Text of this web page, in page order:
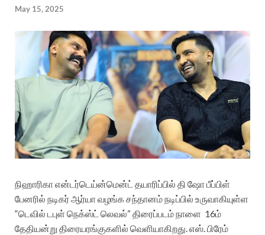
May 15, 2025
நிஹாரிகா என்டர்டெய்ன்மென்ட் தயாரிப்பில் தி ஷோ பீப்பிள்
பேனரில் நடிகர் ஆர்யா வழங்க சந்தானம் நடிப்பில் உருவாகியுள்ள
“டெவில் டபுள் நெக்ஸ்ட் லெவல்” திரைப்படம் நாளை 16ம்
தேதியன்று திரையரங்குகளில் வெளியாகிறது.எஸ். பிரேம்